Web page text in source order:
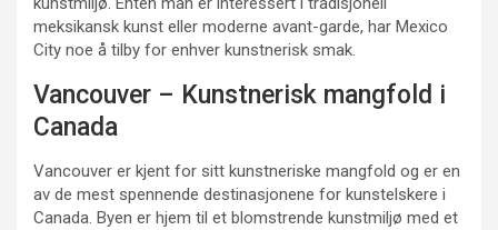
meksikansk kunst eller moderne avant-garde, har Mexico
City noe å tilby for enhver kunstnerisk smak.
Vancouver – Kunstnerisk mangfold i
Canada
Vancouver er kjent for sitt kunstneriske mangfold og er en
av de mest spennende destinasjonene for kunstelskere i
Canada. Byen er hjem til et blomstrende kunstmiljø med et